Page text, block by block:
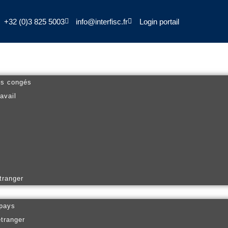
+32 (0)3 825 5003 info@interfisc.fr Login portail
congés